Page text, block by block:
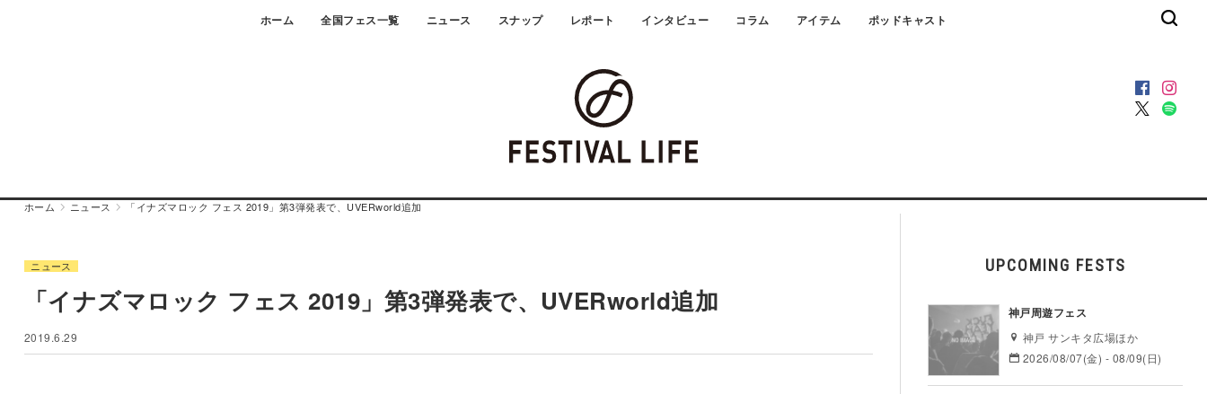
ホーム 全国フェス一覧 ニュース スナップ レポート インタビュー コラム アイテム ポッドキャスト
ホーム ニュース 「イナズマロック フェス 2019」第3弾発表で、UVERworld追加
ニュース
「イナズマロック フェス 2019」第3弾発表で、UVERworld追加
2019.6.29
UPCOMING FESTS
神戸周遊フェス
神戸 サンキタ広場ほか
2026/08/07(金) - 08/09(日)